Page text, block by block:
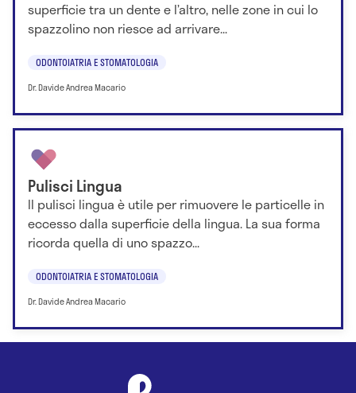
superficie tra un dente e l’altro, nelle zone in cui lo
spazzolino non riesce ad arrivare...
ODONTOIATRIA E STOMATOLOGIA
Dr. Davide Andrea Macario
Pulisci Lingua
Il pulisci lingua è utile per rimuovere le particelle in
eccesso dalla superficie della lingua. La sua forma
ricorda quella di uno spazzo...
ODONTOIATRIA E STOMATOLOGIA
Dr. Davide Andrea Macario